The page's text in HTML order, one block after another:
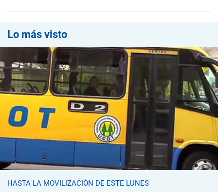
Lo más visto
HASTA LA MOVILIZACIÓN DE ESTE LUNES